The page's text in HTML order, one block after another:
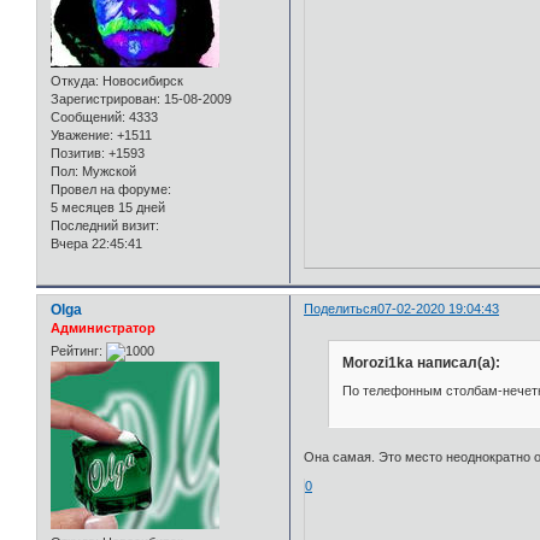
Откуда: Новосибирск
Зарегистрирован: 15-08-2009
Сообщений: 4333
Уважение: +1511
Позитив: +1593
Пол: Мужской
Провел на форуме:
5 месяцев 15 дней
Последний визит:
Вчера 22:45:41
Поделиться07-02-2020 19:04:43
Olga
Администратор
Рейтинг:
Morozi1ka написал(а):
По телефонным столбам-
Она самая. Это место неоднократно
0